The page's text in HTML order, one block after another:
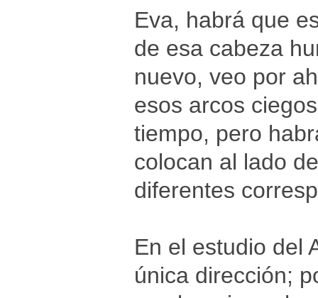
Eva, habrá que
de esa cabeza
nuevo, veo por
esos arcos
tiempo, pero
colocan al lado
diferentes
En el estudio del
única dirección;